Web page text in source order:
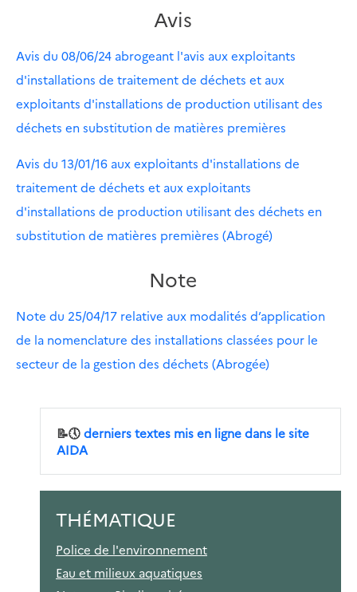
Avis
Avis du 08/06/24 abrogeant l'avis aux exploitants
d'installations de traitement de déchets et aux
exploitants d'installations de production utilisant des
déchets en substitution de matières premières
Avis du 13/01/16 aux exploitants d'installations de
traitement de déchets et aux exploitants
d'installations de production utilisant des déchets en
substitution de matières premières (Abrogé)
Note
Note du 25/04/17 relative aux modalités d’application
de la nomenclature des installations classées pour le
secteur de la gestion des déchets (Abrogée)
📝🕔derniers textes mis en ligne dans le site
AIDA
THÉMATIQUE
Police de l'environnement
Eau et milieux aquatiques